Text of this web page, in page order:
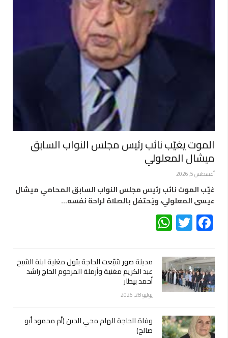
الموت يغيّب نائب رئيس مجلس النواب السابق
ميشال المعلولي
أغسطس 5, 2026
غيّب الموت نائب رئيس مجلس النواب السابق المحامي ميشال
عيسى المعلولي، ويُحتفل بالصلاة لراحة نفسه…
Facebook
Twitter
مدينة صور شيّعت الحاجة بتول مغنية ابنة الشيخ
عبد الكريم مغنية وأرملة المرحوم الحاج راشد
أحمد بيطار
يوليو 28, 2026
وفاة الحاجة الهام محي الدين (أم محمود أبو
صالح)